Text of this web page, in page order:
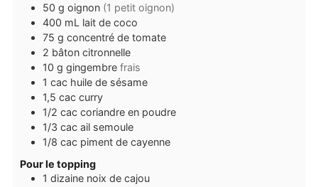
50 g oignon (1 petit oignon)
400 mL lait de coco
75 g concentré de tomate
2 bâton citronnelle
10 g gingembre frais
1 cac huile de sésame
1,5 cac curry
1/2 cac coriandre en poudre
1/3 cac ail semoule
1/8 cac piment de cayenne
Pour le topping
1 dizaine noix de cajou